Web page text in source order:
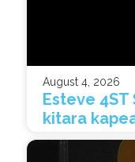
August 4, 2026
Esteve 4ST
kitara